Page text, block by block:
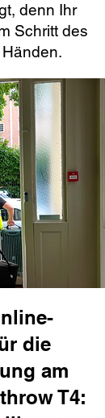
denn Ihr
Schritt des
die
am
T4: